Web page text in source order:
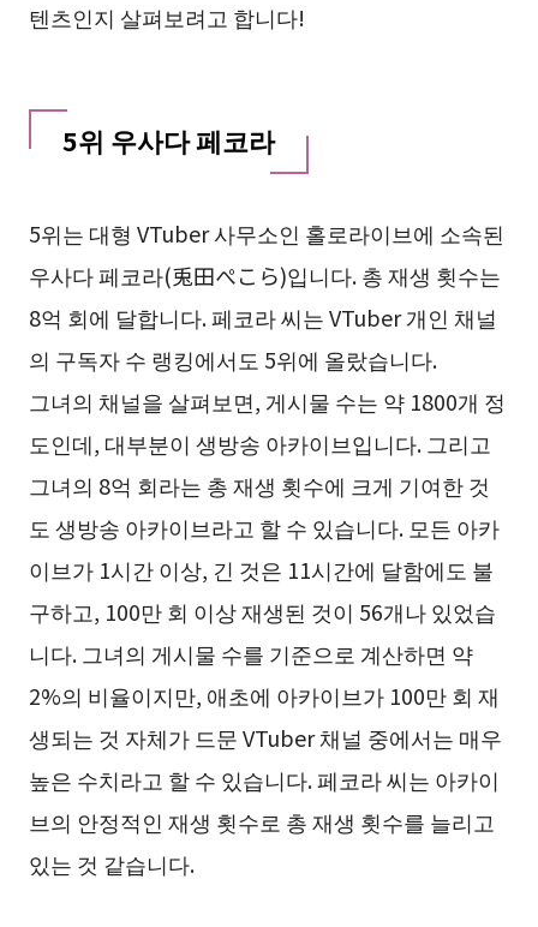
텐츠인지 살펴보려고 합니다!
5위 우사다 페코라
5위는 대형 VTuber 사무소인 홀로라이브에 소속된
우사다 페코라(兎田ぺこら)입니다. 총 재생 횟수는
8억 회에 달합니다. 페코라 씨는 VTuber 개인 채널
의 구독자 수 랭킹에서도 5위에 올랐습니다.
그녀의 채널을 살펴보면, 게시물 수는 약 1800개 정
도인데, 대부분이 생방송 아카이브입니다. 그리고
그녀의 8억 회라는 총 재생 횟수에 크게 기여한 것
도 생방송 아카이브라고 할 수 있습니다. 모든 아카
이브가 1시간 이상, 긴 것은 11시간에 달함에도 불
구하고, 100만 회 이상 재생된 것이 56개나 있었습
니다. 그녀의 게시물 수를 기준으로 계산하면 약
2%의 비율이지만, 애초에 아카이브가 100만 회 재
생되는 것 자체가 드문 VTuber 채널 중에서는 매우
높은 수치라고 할 수 있습니다. 페코라 씨는 아카이
브의 안정적인 재생 횟수로 총 재생 횟수를 늘리고
있는 것 같습니다.